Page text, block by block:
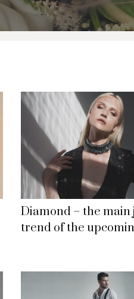
Swarovski
Diamond – the
trend of the